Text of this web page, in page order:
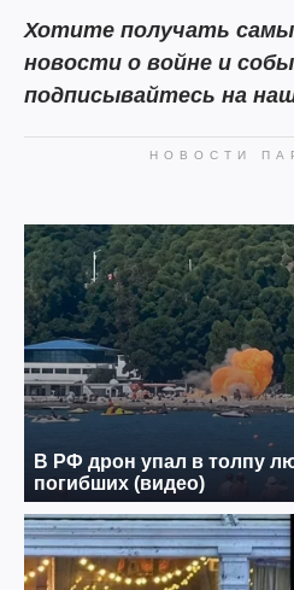
Хотите получать
новости о войне и
подписывайтесь на